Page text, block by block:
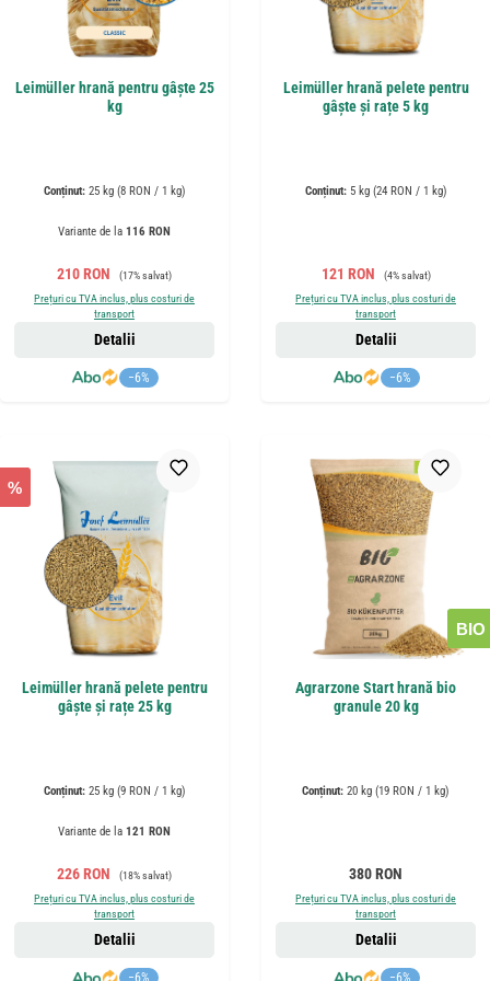
Leimüller hrană pentru gâște 25
kg
Conținut: 25 kg (8 RON / 1 kg)
Variante de la 116 RON
Preț de vânzare:
210 RON Preț obișnuit:
(17% salvat)
Prețuri cu TVA inclus, plus costuri de
transport
−6%
Detalii
Leimüller hrană pelete pentru
gâște și rațe 5 kg
Conținut: 5 kg (24 RON / 1 kg)
Preț de vânzare:
121 RON Preț obișnuit:
(4% salvat)
Prețuri cu TVA inclus, plus costuri de
transport
−6%
Detalii
%
Leimüller hrană pelete pentru
gâște și rațe 25 kg
Conținut: 25 kg (9 RON / 1 kg)
Variante de la 121 RON
Preț de vânzare:
226 RON Preț obișnuit:
(18% salvat)
Prețuri cu TVA inclus, plus costuri de
transport
−6%
Detalii
BIO
Agrarzone Start hrană bio
granule 20 kg
Conținut: 20 kg (19 RON / 1 kg)
Preț obișnuit:
380 RON
Prețuri cu TVA inclus, plus costuri de
transport
−6%
Detalii